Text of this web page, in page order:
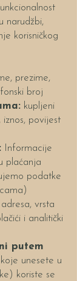
narudžbi,
korisničkog
prezime,
broj
kupljeni
povijest
Informacije
plaćanja
podatke
vrsta
i analitički
putem
unesete u
koriste se